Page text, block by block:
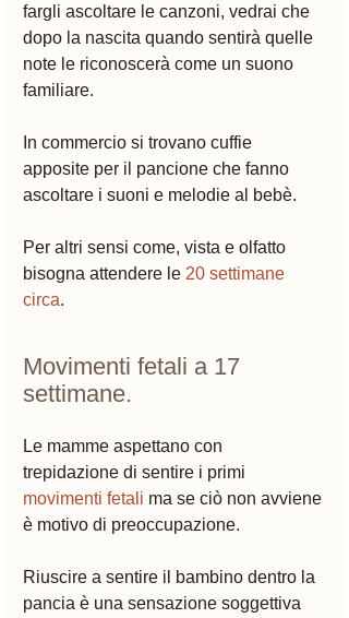
fargli ascoltare le canzoni, vedrai che
dopo la nascita quando sentirà quelle
note le riconoscerà come un suono
familiare.
In commercio si trovano cuffie
apposite per il pancione che fanno
ascoltare i suoni e melodie al bebè.
Per altri sensi come, vista e olfatto
bisogna attendere le 20 settimane
circa.
Movimenti fetali a 17
settimane.
Le mamme aspettano con
trepidazione di sentire i primi
movimenti fetali ma se ciò non avviene
è motivo di preoccupazione.
Riuscire a sentire il bambino dentro la
pancia è una sensazione soggettiva